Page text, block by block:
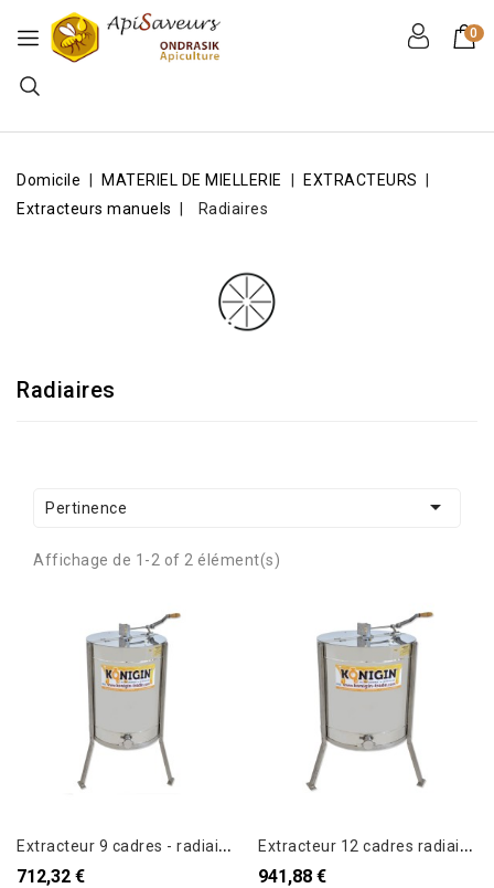
0
Domicile MATERIEL DE MIELLERIE
EXTRACTEURS
Extracteurs manuels
Radiaires
Radiaires
Pertinence 
Affichage de 1-2 of 2 élément(s)
E
xtracteur 9 cadres - radiaire - Manuel Konigin
712,32 €
E
xtracteur 12 cadres radiaire Manuel KONIGIN 2022
941,88 €